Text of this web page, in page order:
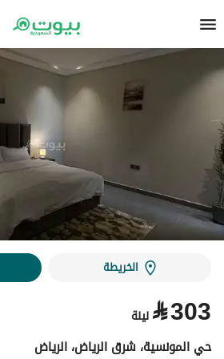
الخريطة
⃁303 ليلة
حي المونسية، شرق الرياض، الرياض